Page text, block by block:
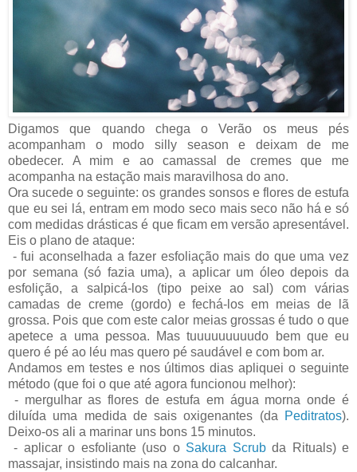
Digamos que quando chega o Verão os meus pés
acompanham o modo silly season e deixam de me
obedecer. A mim e ao camassal de cremes que me
acompanha na estação mais maravilhosa do ano.
Ora sucede o seguinte: os grandes sonsos e flores de estufa
que eu sei lá, entram em modo seco mais seco não há e só
com medidas drásticas é que ficam em versão apresentável.
Eis o plano de ataque:
- fui aconselhada a fazer esfoliação mais do que uma vez
por semana (só fazia uma), a aplicar um óleo depois da
esfolição, a salpicá-los (tipo peixe ao sal) com várias
camadas de creme (gordo) e fechá-los em meias de lã
grossa. Pois que com este calor meias grossas é tudo o que
apetece a uma pessoa. Mas tuuuuuuuuudo bem que eu
quero é pé ao léu mas quero pé saudável e com bom ar.
Andamos em testes e nos últimos dias apliquei o seguinte
método (que foi o que até agora funcionou melhor):
- mergulhar as flores de estufa em água morna onde é
diluída uma medida de sais oxigenantes (da
Peditratos).
Deixo-os ali a marinar uns bons 15 minutos.
- aplicar o esfoliante (uso oSakura Scrubda Rituals) e
massajar, insistindo mais na zona do calcanhar.